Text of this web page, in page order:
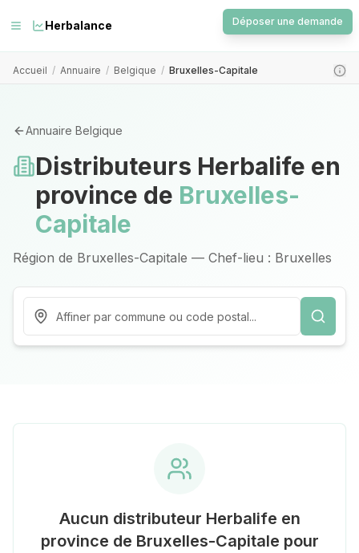
Herbalance Déposer une demande
Accueil / Annuaire / Belgique / Bruxelles-Capitale
Annuaire Belgique
Distributeurs Herbalife en
province de Bruxelles-
Capitale
Région de Bruxelles-Capitale — Chef-lieu : Bruxelles
Aucun distributeur Herbalife en
province de Bruxelles-Capitale pour